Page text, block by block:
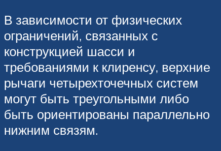
В зависимости от физических
ограничений, связанных с
конструкцией шасси и
требованиями к клиренсу, верхние
рычаги четырехточечных систем
могут быть треугольными либо
быть ориентированы параллельно
нижним связям.